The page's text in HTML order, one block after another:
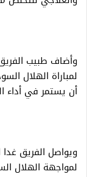
وأضاف طبيب
لمباراة الهلال
أن يستمر في أداء
ويواصل الفريق غدا
لمواجهة الهلال